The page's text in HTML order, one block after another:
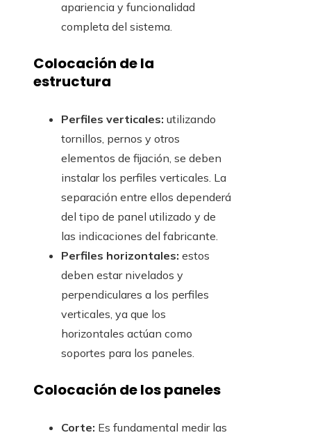
apariencia y funcionalidad
completa del sistema.
Colocación de la
estructura
Perfiles verticales: utilizando
tornillos, pernos y otros
elementos de fijación, se deben
instalar los perfiles verticales. La
separación entre ellos dependerá
del tipo de panel utilizado y de
las indicaciones del fabricante.
Perfiles horizontales: estos
deben estar nivelados y
perpendiculares a los perfiles
verticales, ya que los
horizontales actúan como
soportes para los paneles.
Colocación de los paneles
Corte: Es fundamental medir las